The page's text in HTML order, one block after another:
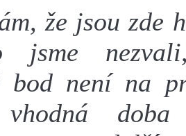
že jsou zde
jsme
bod není na